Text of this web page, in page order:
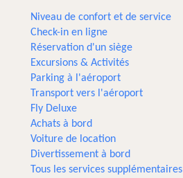
Niveau de confort et de service
Check-in en ligne
Réservation d'un siège
Excursions & Activités​
Parking à l'aéroport
Transport vers l'aéroport
Fly Deluxe
Achats à bord
Voiture de location
Divertissement à bord
Tous les services supplémentaires